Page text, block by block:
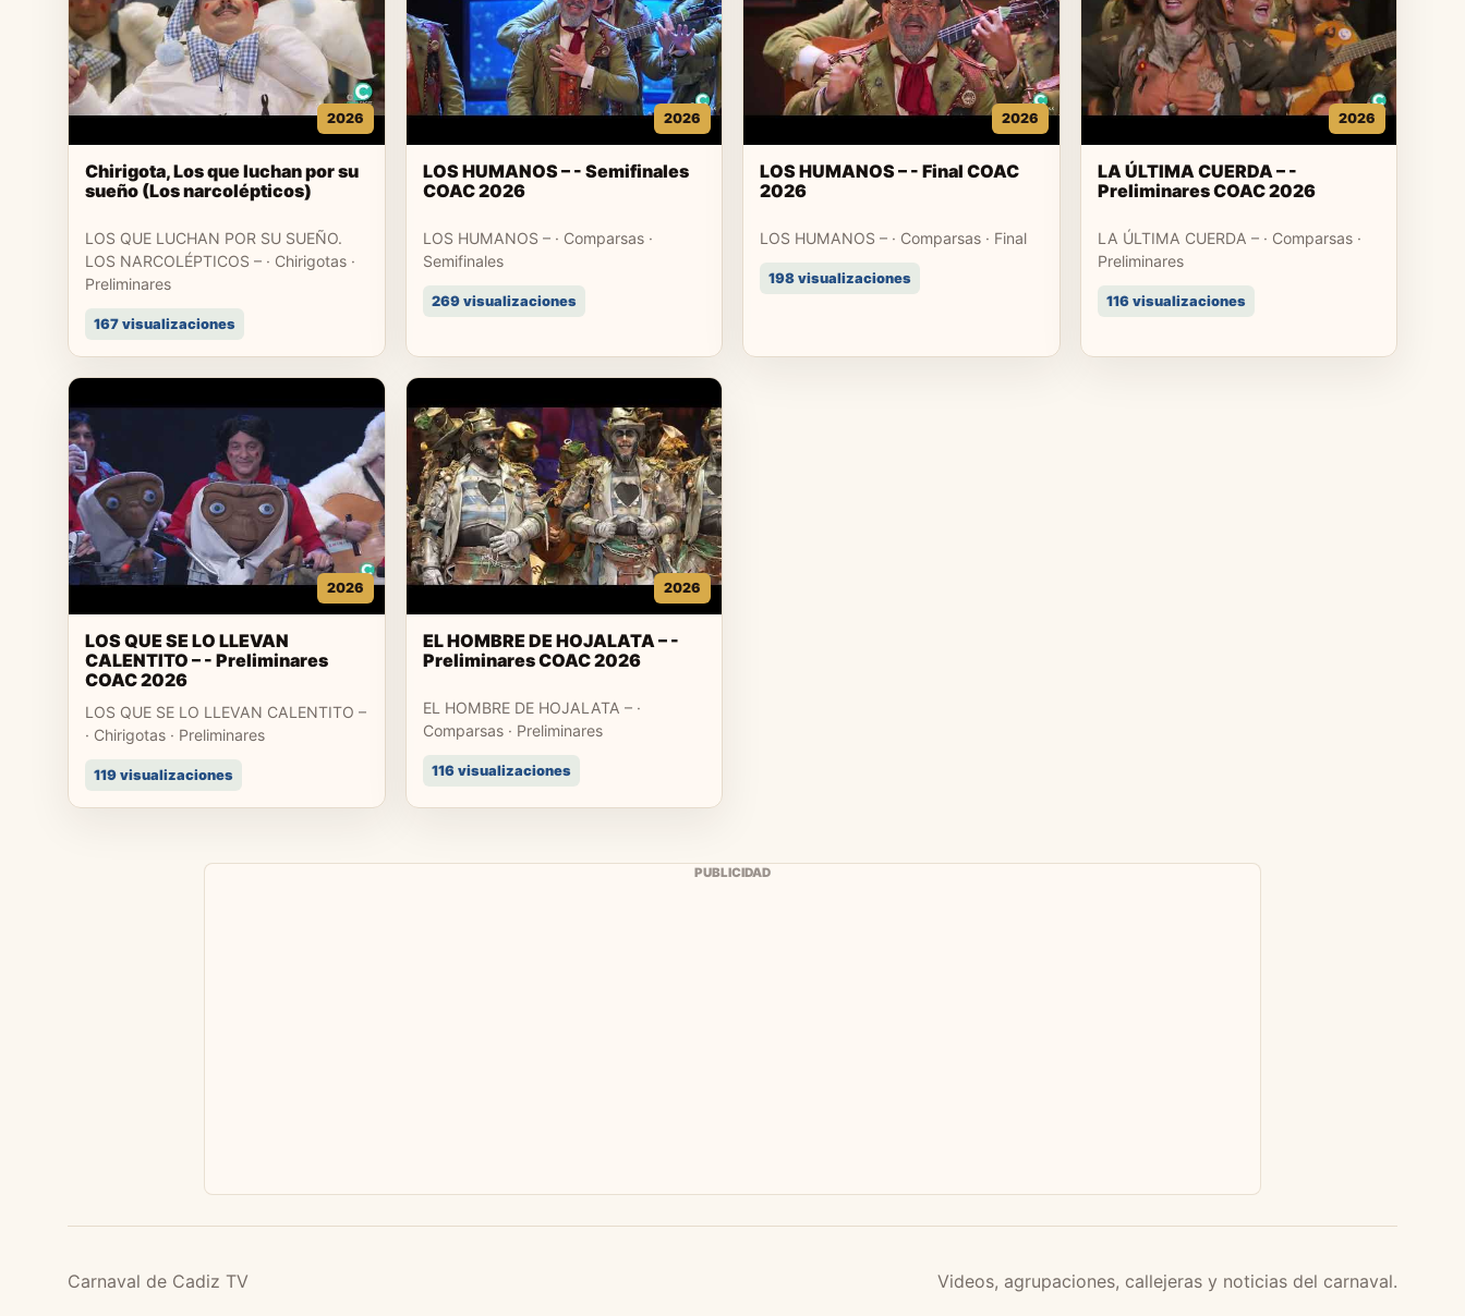
2026
Chirigota, Los que luchan por su
sueño (Los narcolépticos)
LOS QUE LUCHAN POR SU SUEÑO.
LOS NARCOLÉPTICOS – · Chirigotas ·
Preliminares
167 visualizaciones
2026
LOS HUMANOS – - Semifinales
COAC 2026
LOS HUMANOS – · Comparsas ·
Semifinales
269 visualizaciones
2026
LOS HUMANOS – - Final COAC
2026
LOS HUMANOS – · Comparsas · Final
198 visualizaciones
2026
LA ÚLTIMA CUERDA – -
Preliminares COAC 2026
LA ÚLTIMA CUERDA – · Comparsas ·
Preliminares
116 visualizaciones
2026
LOS QUE SE LO LLEVAN
CALENTITO – - Preliminares
COAC 2026
LOS QUE SE LO LLEVAN CALENTITO –
· Chirigotas · Preliminares
119 visualizaciones
2026
EL HOMBRE DE HOJALATA – -
Preliminares COAC 2026
EL HOMBRE DE HOJALATA – ·
Comparsas · Preliminares
116 visualizaciones
PUBLICIDAD
Carnaval de Cadiz TV Videos, agrupaciones, callejeras y noticias del carnaval.